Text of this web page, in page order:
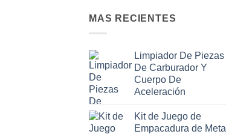
MAS RECIENTES
Limpiador De Piezas
De Carburador Y
Cuerpo De
Aceleración
Kit de Juego de
Empacadura de Metal